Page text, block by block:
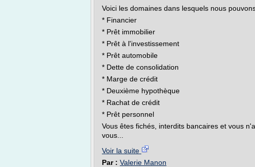
Voici les domaines dans lesquels nous
* Financier
* Prêt immobilier
* Prêt à l'investissement
* Prêt automobile
* Dette de consolidation
* Marge de crédit
* Deuxième hypothèque
* Rachat de crédit
* Prêt personnel
Vous êtes fichés, interdits bancaires et vous
vous...
Voir la suite
Par : Valerie Manon